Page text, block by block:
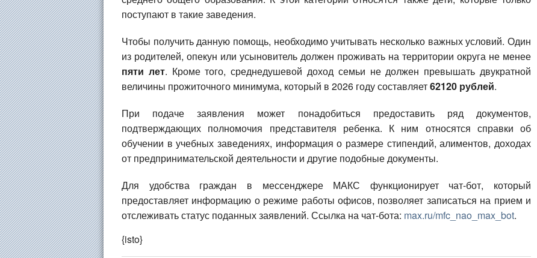
поступают в такие заведения.
Чтобы получить данную помощь, необходимо учитывать несколько важных условий. Один
из родителей, опекун или усыновитель должен проживать на территории округа не менее
пяти лет. Кроме того, среднедушевой доход семьи не должен превышать двукратной
величины прожиточного минимума, который в 2026 году составляет62120 рублей.
При подаче заявления может понадобиться предоставить ряд документов,
подтверждающих полномочия представителя ребенка. К ним относятся справки об
обучении в учебных заведениях, информация о размере стипендий, алиментов, доходах
от предпринимательской деятельности и другие подобные документы.
Для удобства граждан в мессенджере МАКС функционирует чат-бот, который
предоставляет информацию о режиме работы офисов, позволяет записаться на прием и
отслеживать статус поданных заявлений. Ссылка на чат-бота: max.ru/mfc_nao_max_bot.
{isto}